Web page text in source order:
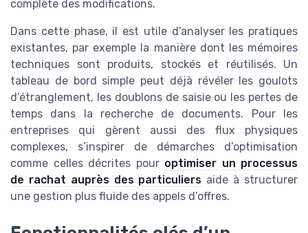
complète des modifications.
Dans cette phase, il est utile d’analyser les pratiques
existantes, par exemple la manière dont les mémoires
techniques sont produits, stockés et réutilisés. Un
tableau de bord simple peut déjà révéler les goulots
d’étranglement, les doublons de saisie ou les pertes de
temps dans la recherche de documents. Pour les
entreprises qui gèrent aussi des flux physiques
complexes, s’inspirer de démarches d’optimisation
comme celles décrites pour optimiser un processus
de rachat auprès des particuliers aide à structurer
une gestion plus fluide des appels d’offres.